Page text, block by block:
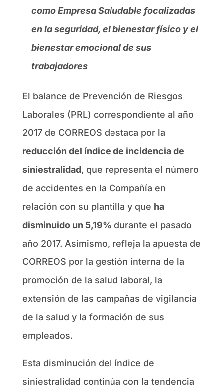
como Empresa Saludable focalizadas
en la seguridad, el bienestar físico y el
bienestar emocional de sus
trabajadores
El balance de Prevención de Riesgos
Laborales (PRL) correspondiente al año
2017 de CORREOS destaca por la
reducción del índice de incidencia de
siniestralidad, que representa el número
de accidentes en la Compañía en
relación con su plantilla y que ha
disminuido un 5,19% durante el pasado
año 2017. Asimismo, refleja la apuesta de
CORREOS por la gestión interna de la
promoción de la salud laboral, la
extensión de las campañas de vigilancia
de la salud y la formación de sus
empleados.
Esta disminución del índice de
siniestralidad continúa con la tendencia